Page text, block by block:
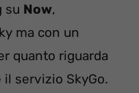
su Now,
ma con un
quanto riguarda
il servizio SkyGo.